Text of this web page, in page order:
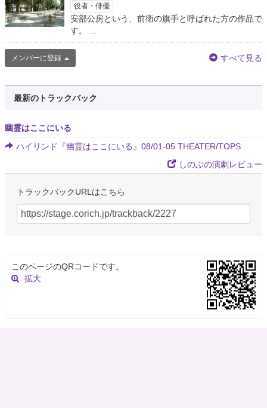
役者・俳優
安部公房という、前衛の旗手と呼ばれた方の作品で
す。 ...
メンバーに登録 すべて見る
最新のトラックバック
幽霊はここにいる
ハイリンド『幽霊はここにいる』08/01-05 THEATER/TOPS
しのぶの演劇レビュー
トラックバックURLはこちら
このページのQRコードです。
拡大